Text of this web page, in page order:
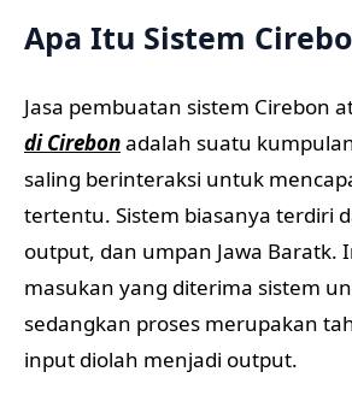
Apa Itu Sistem
Jasa pembuatan sistem Cirebon
di Cirebonadalah suatu
saling berinteraksi untuk
tertentu. Sistem biasanya terdiri
output, dan umpan Jawa Baratk.
masukan yang diterima sistem
sedangkan proses merupakan
input diolah menjadi output.